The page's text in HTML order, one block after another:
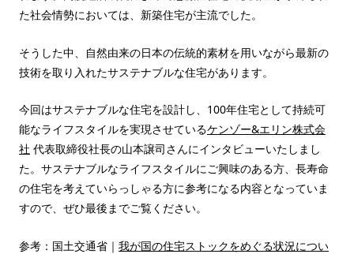
た社会情勢においては、新築住宅が主流でした。
そうした中、自然由来の日本の伝統的素材を用いながら最新の
技術を取り入れたサステナブルな住宅があります。
今回はサステナブルな住宅を設計し、100年住宅として持続可
能なライフスタイルを実現させているケンゾー&エリン株式会
社 代表取締役社長の山本譲司さんにインタビューいたしまし
た。サステナブルなライフスタイルにご興味のある方、長寿命
の住宅を考えていらっしゃる方に参考になる内容となっていま
すので、ぜひ最後までご覧ください。
参考：国土交通省｜ 我が国の住宅ストックをめぐる状況につい